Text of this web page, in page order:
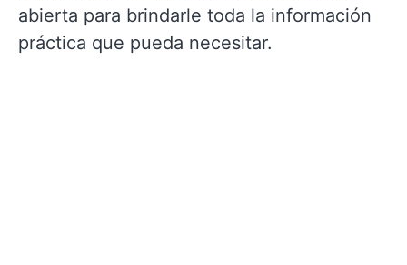
abierta para brindarle toda la información
práctica que pueda necesitar.